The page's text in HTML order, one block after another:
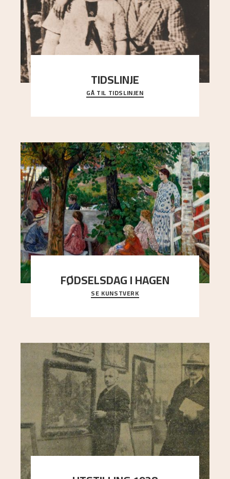
TIDSLINJE
Bli kjent med Nikolai Astrups liv, kunstnerskap og
ettermæle i en interaktiv presentasjon.
GÅ TIL TIDSLINJEN
FØDSELSDAG I HAGEN
En gruppe mennesker er samlet under de store
trekronene i prestegårdshagen...
SE KUNSTVERK